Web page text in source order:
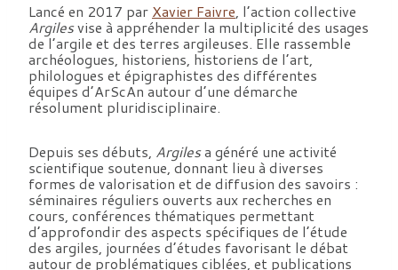
Lancé en 2017 par Xavier Faivre, l’action collective
Argilesvise à appréhender la multiplicité des usages
de l’argile et des terres argileuses. Elle rassemble
archéologues, historiens, historiens de l’art,
philologues et épigraphistes des différentes
équipes d’ArScAn autour d’une démarche
résolument pluridisciplinaire.
Depuis ses débuts, Argilesa généré une activité
scientifique soutenue, donnant lieu à diverses
formes de valorisation et de diffusion des savoirs :
séminaires réguliers ouverts aux recherches en
cours, conférences thématiques permettant
d’approfondir des aspects spécifiques de l’étude
des argiles, journées d’études favorisant le débat
autour de problématiques ciblées, et publications